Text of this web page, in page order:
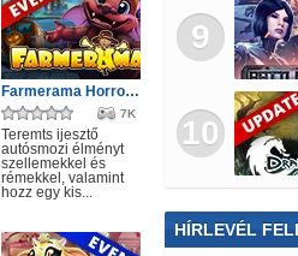
Farmerama Horror moziéj
7K
Teremts ijesztő
autósmozi élményt
szellemekkel és
rémekkel, valamint
hozz egy kis...
9
10
HÍRLEVÉL